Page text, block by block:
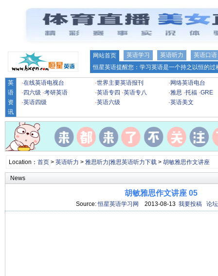
网站首页 英语学习 英语听力
英语口语
恒星英语提醒您：学习英语是一个持之以恒的
英
语
资
讯
·在线英语电视台 ·世界主要英语报刊 · 网络英语电台
· 四六级 ·考研英语 ·英语专四 ·英语专八 ·雅思 ·托福 ·GRE
·英语四级 ·英语六级 ·英语美文
Location： 首页> 英语听力 > 雅思听力|雅思英语听力下载> 胡敏雅思作文讲座
News
胡敏雅思作文讲座 05
Source:恒星英语学习网 2013-08-13 我要投稿 论坛